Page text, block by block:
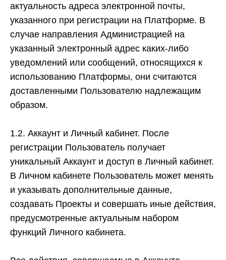
актуальность адреса электронной почты,
указанного при регистрации на Платформе. В
случае направления Администрацией на
указанный электронный адрес каких-либо
уведомлений или сообщений, относящихся к
использованию Платформы, они считаются
доставленными Пользователю надлежащим
образом.
1.2. Аккаунт и Личный кабинет. После
регистрации Пользователь получает
уникальный Аккаунт и доступ в Личный кабинет.
В Личном кабинете Пользователь может менять
и указывать дополнительные данные,
создавать Проекты и совершать иные действия,
предусмотренные актуальным набором
функций Личного кабинета.